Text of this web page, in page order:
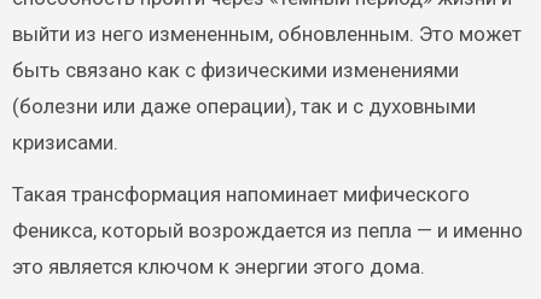
выйти из него измененным, обновленным. Это может
быть связано как с физическими изменениями
(болезни или даже операции), так и с духовными
кризисами.
Такая трансформация напоминает мифического
Феникса, который возрождается из пепла — и именно
это является ключом к энергии этого дома.